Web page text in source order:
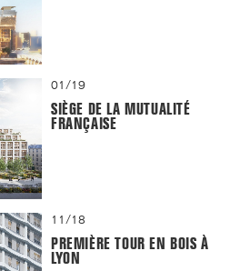
01/19
SIÈGE DE LA MUTUALITÉ
FRANÇAISE
11/18
PREMIÈRE TOUR EN BOIS À
LYON